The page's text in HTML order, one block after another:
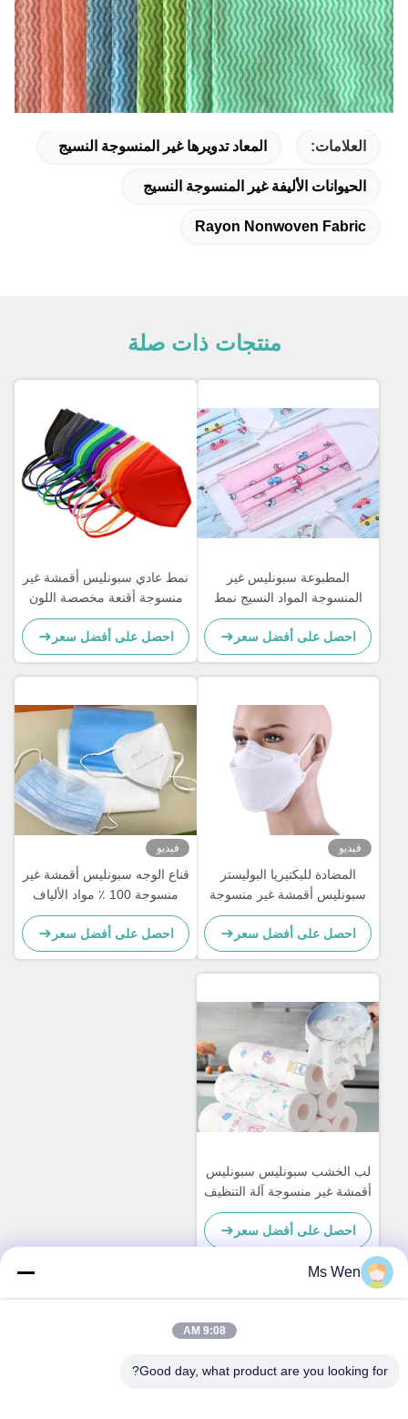
العلامات: المعاد تدويرها غير المنسوجة النسيج
الحيوانات الأليفة غير المنسوجة النسيج
Rayon Nonwoven Fabric
منتجات ذات صلة
المطبوعة سبونليس غير
المنسوجة المواد النسيج نمط
مختلف مخصص لقناع الوجه
احصل على أفضل سعر
نمط عادي سبونليس أقمشة غير
منسوجة أقنعة مخصصة اللون
مع قوة عالية
احصل على أفضل سعر
فيديو
المضادة للبكتيريا البوليستر
سبونليس أقمشة غير منسوجة
60gsm PET لأقنعة نوع
الأسماك
احصل على أفضل سعر
فيديو
قناع الوجه سبونليس أقمشة غير
منسوجة 100 ٪ مواد الألياف
المعدلة لمستحضرات التجميل /
الأنسجة الرطبة
احصل على أفضل سعر
لب الخشب سبونليس سبونليس
أقمشة غير منسوجة آلة التنظيف
الصناعية
احصل على أفضل سعر
العنوان
Ms Wen
9:08 AM
Good day, what product are you looking for?